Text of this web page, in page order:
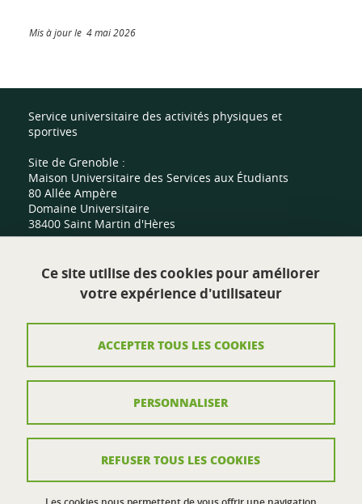
Mis à jour le 4 mai 2026
Service universitaire des activités physiques et
sportives
Site de Grenoble :
Maison Universitaire des Services aux Étudiants
80 Allée Ampère
Domaine Universitaire
38400 Saint Martin d'Hères
Site de Valence :
Centre sportif universitaire
Route de Malissard
Contact
Mentions légales
Données personnelles
Ce site utilise des cookies pour améliorer
votre expérience d'utilisateur
ACCEPTER TOUS LES COOKIES
REFUSER TOUS LES COOKIES
PERSONNALISER